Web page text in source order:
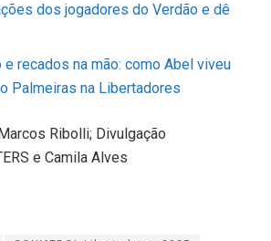
dos jogadores do Verdão e dê
e recados na mão: como Abel viveu
Palmeiras na Libertadores
Marcos Ribolli; Divulgação
e Camila Alves